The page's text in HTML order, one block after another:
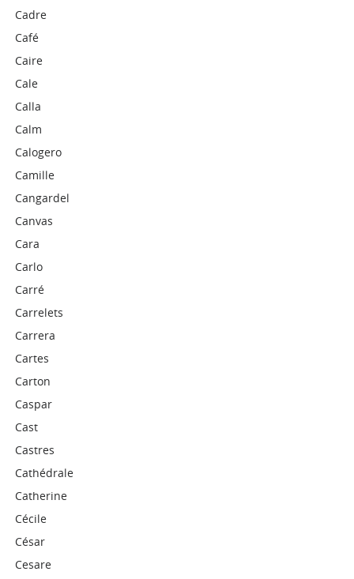
Cadre
Café
Caire
Cale
Calla
Calm
Calogero
Camille
Cangardel
Canvas
Cara
Carlo
Carré
Carrelets
Carrera
Cartes
Carton
Caspar
Cast
Castres
Cathédrale
Catherine
Cécile
César
Cesare